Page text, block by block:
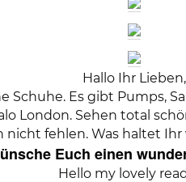
Hallo Ihr Lieben,
Schuhe. Es gibt Pumps,
London. Sehen total
fehlen. Was haltet Ihr
Euch einen
Hello my lovely